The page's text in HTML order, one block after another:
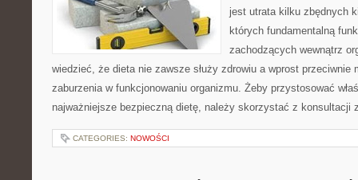
jest utrata kilku zbędnych
których fundamentalną
zachodzących wewnątrz
wiedzieć, że dieta nie zawsze służy zdrowiu a wprost przeciwnie
zaburzenia w funkcjonowaniu organizmu. Żeby przystosować
najważniejsze bezpieczną dietę, należy skorzystać z
CATEGORIES: NOWOŚCI